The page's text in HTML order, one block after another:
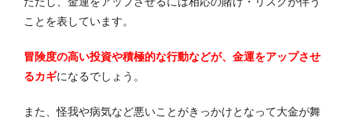
ことを表しています。
冒険度の高い投資や積極的な行動などが、金運をアップさせ
るカギになるでしょう。
また、怪我や病気など悪いことがきっかけとなって大金が舞